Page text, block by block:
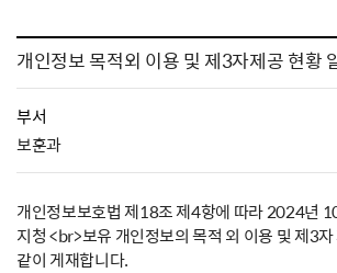
개인정보 목적외 이용 및 제3자제공 현황
부서
보훈과
개인정보보호법 제18조 제4항에 따라 2024년
지청 <br>보유 개인정보의 목적 외 이용 및 제3
같이 게재합니다.